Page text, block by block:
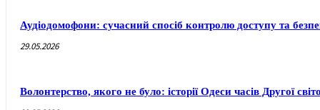
Аудіодомофони: сучасний спосіб контролю доступу та
29.05.2026
Волонтерство, якого не було: історії Одеси часів Другої